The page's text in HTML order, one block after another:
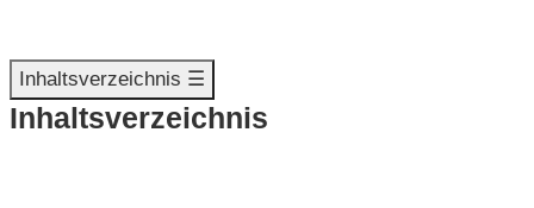
Inhaltsverzeichnis ☰
Inhaltsverzeichnis